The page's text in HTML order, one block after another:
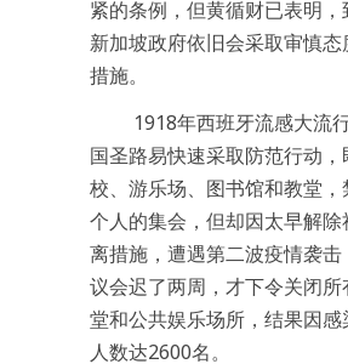
紧的条例，但黄循财已表明，
新加坡政府依旧会采取审慎
措施。
1918年西班牙流感大流
国圣路易快速采取防范行动，
校、游乐场、图书馆和教堂，
个人的集会，但却因太早解除
离措施，遭遇第二波疫情袭
议会迟了两周，才下令关闭所
堂和公共娱乐场所，结果因
人数达2600名。